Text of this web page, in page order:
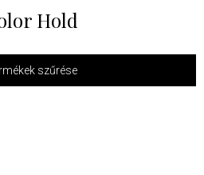
Hold
szűrése